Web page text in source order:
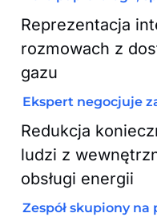
Reprezentacja
rozmowach z
gazu
Ekspert negocjuje
Redukcja
ludzi z
obsługi energii
Zespół skupiony na